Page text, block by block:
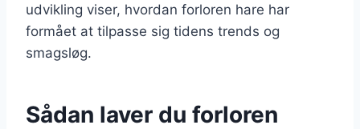
udvikling viser, hvordan forloren hare har
formået at tilpasse sig tidens trends og
smagsløg.
Sådan laver du forloren